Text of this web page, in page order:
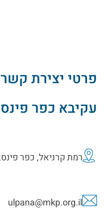
פרטי יצירת
עקיבא כפר פינס
רמת קרניאל, כפר פינס,
ulpana@mkp.org.il